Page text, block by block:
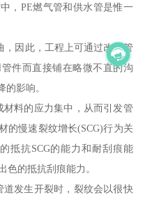
，PE燃气管和供水管是惟一
，因此，工程上可通过改变管
件而直接铺在略微不直的沟
影响。
料的应力集中，从而引发管
的慢速裂纹增长(SCG)行为关
抵抗SCG的能力和耐刮痕能
色的抵抗刮痕能力。
发生开裂时，裂纹会以很快